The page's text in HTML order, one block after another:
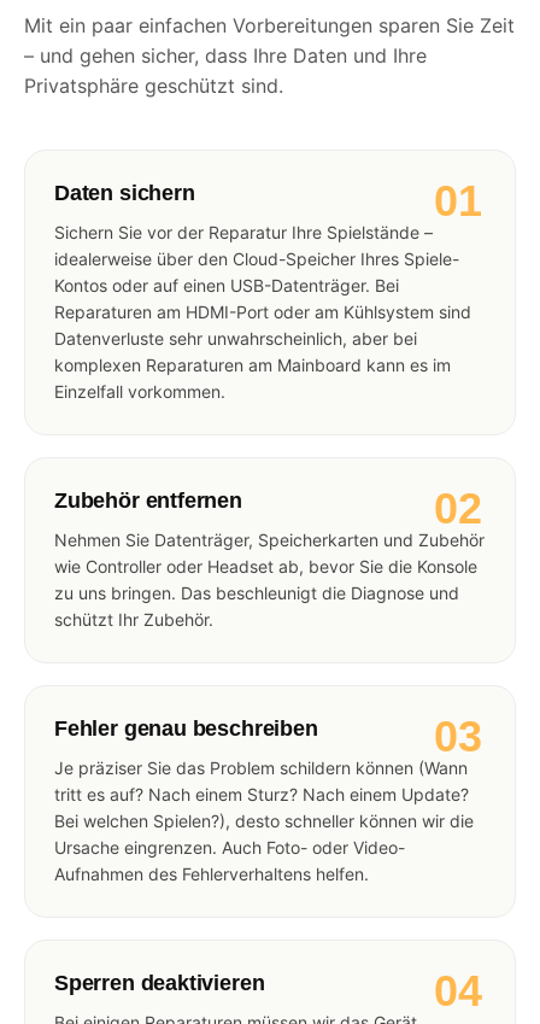
Mit ein paar einfachen Vorbereitungen sparen Sie Zeit
– und gehen sicher, dass Ihre Daten und Ihre
Privatsphäre geschützt sind.
01
Daten sichern
Sichern Sie vor der Reparatur Ihre Spielstände –
idealerweise über den Cloud-Speicher Ihres Spiele-
Kontos oder auf einen USB-Datenträger. Bei
Reparaturen am HDMI-Port oder am Kühlsystem sind
Datenverluste sehr unwahrscheinlich, aber bei
komplexen Reparaturen am Mainboard kann es im
Einzelfall vorkommen.
02
Zubehör entfernen
Nehmen Sie Datenträger, Speicherkarten und Zubehör
wie Controller oder Headset ab, bevor Sie die Konsole
zu uns bringen. Das beschleunigt die Diagnose und
schützt Ihr Zubehör.
03
Fehler genau beschreiben
Je präziser Sie das Problem schildern können (Wann
tritt es auf? Nach einem Sturz? Nach einem Update?
Bei welchen Spielen?), desto schneller können wir die
Ursache eingrenzen. Auch Foto- oder Video-
Aufnahmen des Fehlerverhaltens helfen.
04
Sperren deaktivieren